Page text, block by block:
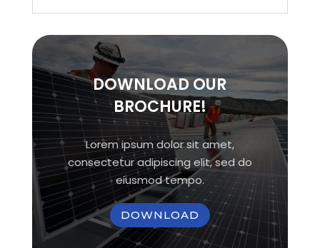
DOWNLOAD OUR
BROCHURE!
Lorem ipsum dolor sit amet,
consectetur adipiscing elit, sed do
eiusmod tempo.
DOWNLOAD